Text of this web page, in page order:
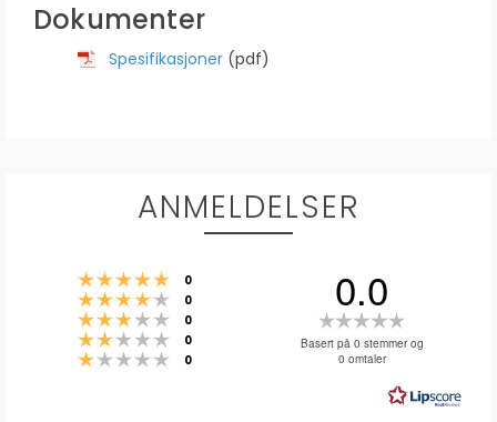
Dokumenter
Spesifikasjoner (pdf)
ANMELDELSER
Karakter: 5 av 5 mulige
0
Karakter: 4 av 5 mulige
0
Karakter: 3 av 5 mulige
0
Karakter: 2 av 5 mulige
0
Karakter: 1 av 5 mulige
0
0.0
0.0
5
mulige
Basert på 0 stemmer og
0 omtaler